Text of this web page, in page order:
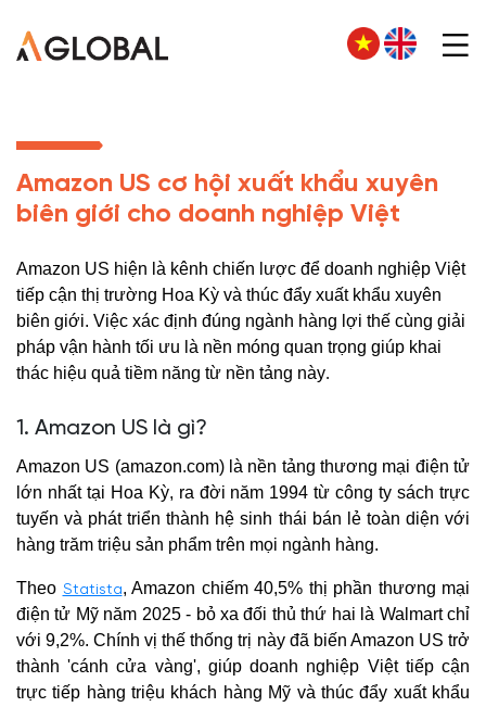
Amazon US cơ hội xuất khẩu xuyên
biên giới cho doanh nghiệp Việt
Amazon US hiện là kênh chiến lược để doanh nghiệp Việt
tiếp cận thị trường Hoa Kỳ và thúc đẩy xuất khẩu xuyên
biên giới. Việc xác định đúng ngành hàng lợi thế cùng giải
pháp vận hành tối ưu là nền móng quan trọng giúp khai
thác hiệu quả tiềm năng từ nền tảng này.
1. Amazon US là gì?
Amazon US (amazon.com) là nền tảng thương mại điện tử
lớn nhất tại Hoa Kỳ, ra đời năm 1994 từ công ty sách trực
tuyến và phát triển thành hệ sinh thái bán lẻ toàn diện với
hàng trăm triệu sản phẩm trên mọi ngành hàng.
Theo Statista, Amazon chiếm 40,5% thị phần thương mại
điện tử Mỹ năm 2025 - bỏ xa đối thủ thứ hai là Walmart chỉ
với 9,2%. Chính vị thế thống trị này đã biến Amazon US trở
thành 'cánh cửa vàng', giúp doanh nghiệp Việt tiếp cận
trực tiếp hàng triệu khách hàng Mỹ và thúc đẩy xuất khẩu